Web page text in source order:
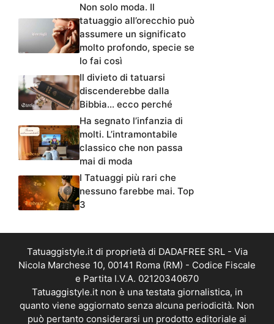
Non solo moda. Il
tatuaggio all’orecchio può
assumere un significato
molto profondo, specie se
lo fai così
Il divieto di tatuarsi
discenderebbe dalla
Bibbia… ecco perché
Ha segnato l’infanzia di
molti. L’intramontabile
classico che non passa
mai di moda
I Tatuaggi più rari che
nessuno farebbe mai. Top
3
Tatuaggistyle.it di proprietà di DADAFREE SRL - Via
Nicola Marchese 10, 00141 Roma (RM) - Codice Fiscale
e Partita I.V.A. 02120340670
Tatuaggistyle.it non è una testata giornalistica, in
quanto viene aggiornato senza alcuna periodicità. Non
può pertanto considerarsi un prodotto editoriale ai